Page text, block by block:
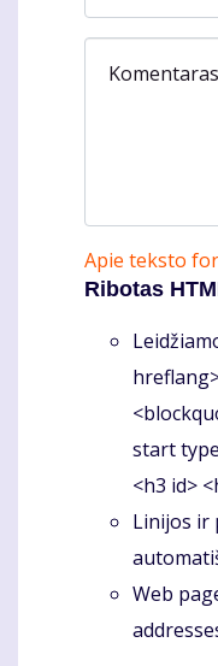
Komentaras
Apie teksto
Ribotas
start
<h3 id>
Linijos ir
Web